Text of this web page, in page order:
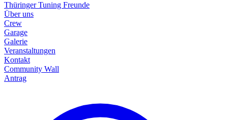
Thüringer Tuning Freunde
Über uns
Crew
Garage
Galerie
Veranstaltungen
Kontakt
Community Wall
Antrag